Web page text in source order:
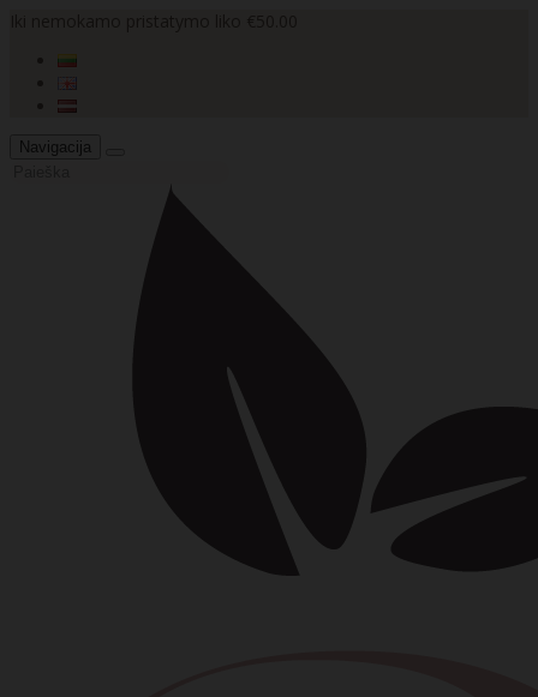
Navigacija